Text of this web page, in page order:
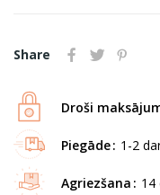
Share
Droši
Piegāde 1-2
Agriezšana 14